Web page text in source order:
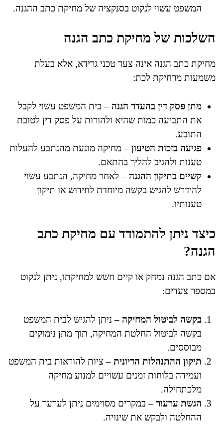
המשפט עשוי לנקוט בסנקציה של מחיקת כתב ההגנה.
השלכות של מחיקת כתב הגנה
מחיקת כתב הגנה אינה צעד טכני גרידא, אלא בעלת
משמעות מרחיקת לכת:
מתן פסק דין בהעדר הגנה – בית המשפט עשוי לקבל
את התביעה כמות שהיא ולהורות על פסק דין לטובת
התובע.
פגיעה בזכות הטיעון – מחיקה מונעת מהנתבע להעלות
טענות ולהגיב להליך בהתאם.
קשיים בתיקון ההגנה – לאחר מחיקה, הנתבע עשוי
להידרש להגיש בקשה מיוחדת לחידוש או תיקון
טענותיו.
כיצד ניתן להתמודד עם מחיקת כתב
הגנה?
אם כתב הגנה נמחק או קיים חשש למחיקתו, ניתן לנקוט
במספר צעדים:
בקשה לביטול המחיקה – ניתן להגיש לבית המשפט
בקשה לביטול החלטת המחיקה, תוך מתן נימוקים
מבוססים.
תיקון ההתנהלות הדיונית – ציות להוראות בית המשפט
ועמידה בלוחות זמנים עשויים למנוע מחיקה
מלכתחילה.
הגשת ערעור – במקרים מסוימים ניתן לערער על
ההחלטה ולבקש את שינויה.